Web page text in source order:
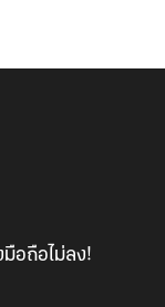
อถือไม่ลง!